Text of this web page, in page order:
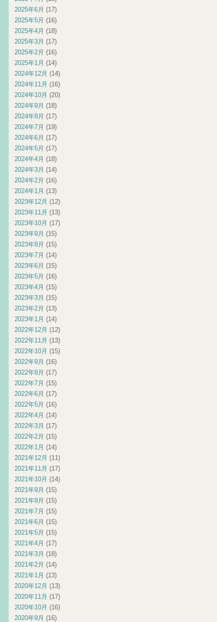
2025年6月 (17)
2025年5月 (16)
2025年4月 (18)
2025年3月 (17)
2025年2月 (16)
2025年1月 (14)
2024年12月 (14)
2024年11月 (16)
2024年10月 (20)
2024年9月 (18)
2024年8月 (17)
2024年7月 (19)
2024年6月 (17)
2024年5月 (17)
2024年4月 (18)
2024年3月 (14)
2024年2月 (16)
2024年1月 (13)
2023年12月 (12)
2023年11月 (13)
2023年10月 (17)
2023年9月 (15)
2023年8月 (15)
2023年7月 (14)
2023年6月 (15)
2023年5月 (16)
2023年4月 (15)
2023年3月 (15)
2023年2月 (13)
2023年1月 (14)
2022年12月 (12)
2022年11月 (13)
2022年10月 (15)
2022年9月 (16)
2022年8月 (17)
2022年7月 (15)
2022年6月 (17)
2022年5月 (16)
2022年4月 (14)
2022年3月 (17)
2022年2月 (15)
2022年1月 (14)
2021年12月 (11)
2021年11月 (17)
2021年10月 (14)
2021年9月 (15)
2021年8月 (15)
2021年7月 (15)
2021年6月 (15)
2021年5月 (15)
2021年4月 (17)
2021年3月 (18)
2021年2月 (14)
2021年1月 (13)
2020年12月 (13)
2020年11月 (17)
2020年10月 (16)
2020年9月 (16)